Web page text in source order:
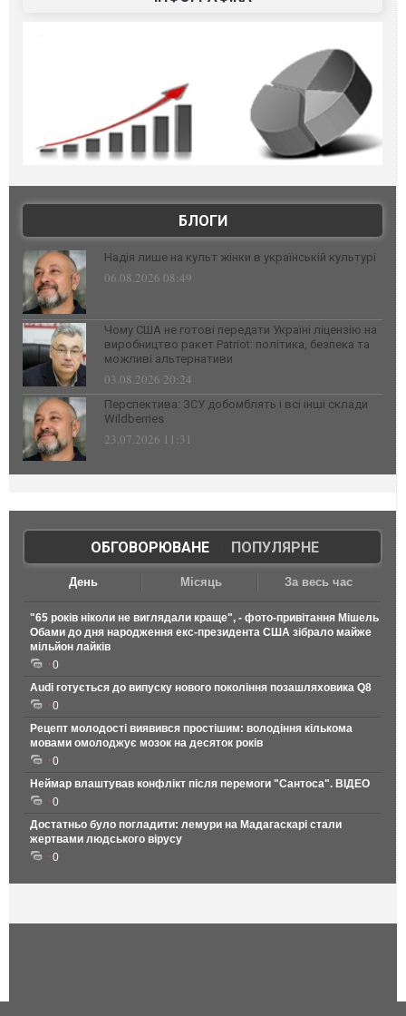
БЛОГИ
Надія лише на культ жінки в українській культурі
06.08.2026 08:49
Чому США не готові передати Україні ліцензію на
виробництво ракет Patriot: політика, безпека та
можливі альтернативи
03.08.2026 20:24
Перспектива: ЗСУ добомблять і всі інші склади
Wildberries
23.07.2026 11:31
ОБГОВОРЮВАНЕ| ПОПУЛЯРНЕ
День Місяць За весь час
"65 років ніколи не виглядали краще", - фото-привітання Мішель
Обами до дня народження екс-президента США зібрало майже
мільйон лайків
0
Audi готується до випуску нового покоління позашляховика Q8
0
Рецепт молодості виявився простішим: володіння кількома
мовами омолоджує мозок на десяток років
0
Неймар влаштував конфлікт після перемоги "Сантоса". ВІДЕО
0
Достатньо було погладити: лемури на Мадагаскарі стали
жертвами людського вірусу
0